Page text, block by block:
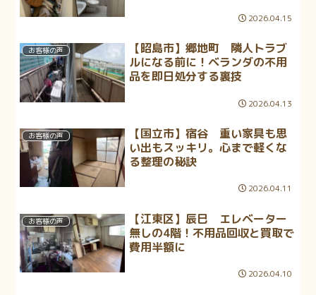
2026.04.15
お客様の声
【昭島市】郷地町 隣人トラブ
ルになる前に！ベランダの不用
品を即日処分する裏技
2026.04.13
お客様の声
【国立市】宿谷 重い家具も思
い出もスッキリ。心まで軽くな
る整理の秘訣
2026.04.11
お客様の声
【江東区】辰巳 エレベーター
無しの4階！不用品回収と買取で
費用半額に
2026.04.10